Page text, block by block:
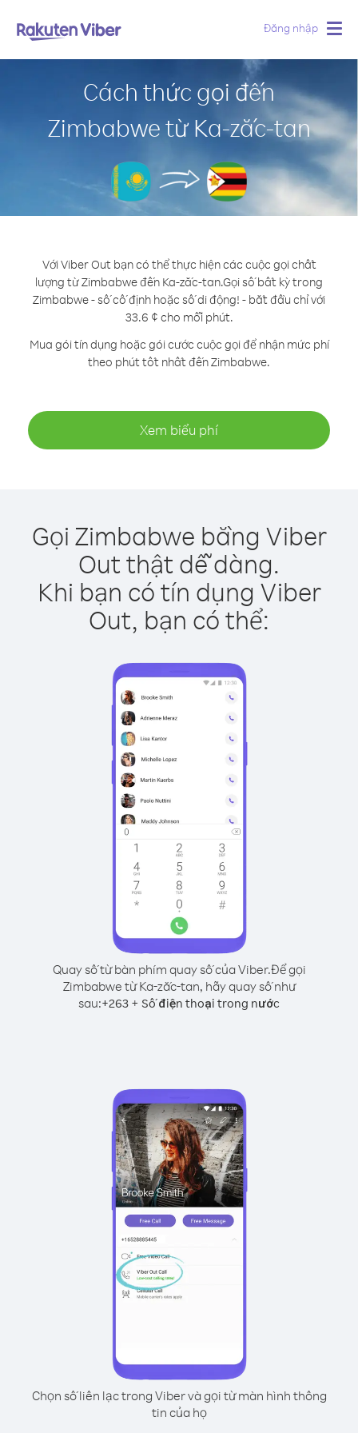
Đăng nhập
Cách thức gọi đến
Zimbabwe từ Ka-zắc-tan
Với Viber Out bạn có thể thực hiện các cuộc gọi chất
lượng từ Zimbabwe đến Ka-zắc-tan.Gọi số bất kỳ trong
Zimbabwe - số cố định hoặc số di động! - bắt đầu chỉ với
33.6 ¢ cho mỗi phút.
Mua gói tín dụng hoặc gói cước cuộc gọi để nhận mức phí
theo phút tốt nhất đến Zimbabwe.
Xem biểu phí
Gọi Zimbabwe bằng Viber
Out thật dễ dàng.
Khi bạn có tín dụng Viber
Out, bạn có thể:
Quay số từ bàn phím quay số của Viber.Để gọi
Zimbabwe từ Ka-zắc-tan, hãy quay số như
sau:+263 + Số điện thoại trong nước
Chọn số liên lạc trong Viber và gọi từ màn hình thông
tin của họ